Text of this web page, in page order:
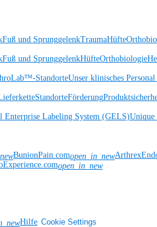
Fuß und SprunggelenkTraumaHüfte
Fuß und SprunggelenkHüfteOrthobiologie
StandorteUnser klinisches
StandorteFörderung
Enterprise Labeling System (GELS)
BunionPain.comopen_in_new
open_in_new
Hilfe Cookie Settings